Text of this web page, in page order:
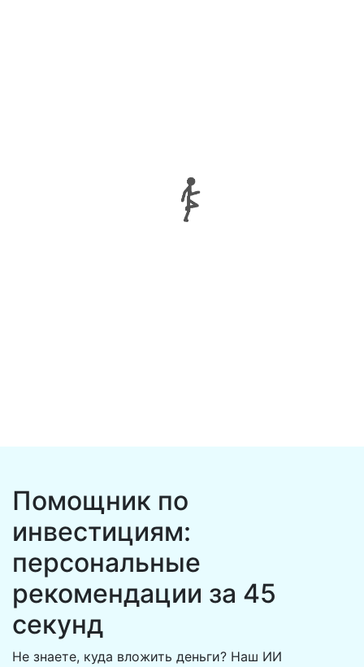
Помощник по
инвестициям:
персональные
рекомендации за 45
секунд
Не знаете, куда вложить деньги? Наш ИИ